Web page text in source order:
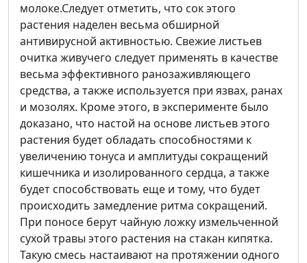
молоке.Следует отметить, что сок этого
растения наделен весьма обширной
антивирусной активностью. Свежие листьев
очитка живучего следует применять в качестве
весьма эффективного ранозаживляющего
средства, а также используется при язвах, ранах
и мозолях. Кроме этого, в эксперименте было
доказано, что настой на основе листьев этого
растения будет обладать способностями к
увеличению тонуса и амплитуды сокращений
кишечника и изолированного сердца, а также
будет способствовать еще и тому, что будет
происходить замедление ритма сокращений.
При поносе берут чайную ложку измельченной
сухой травы этого растения на стакан кипятка.
Такую смесь настаивают на протяжении одного